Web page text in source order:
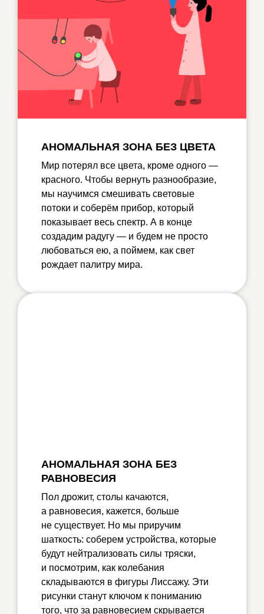
АНОМАЛЬНАЯ ЗОНА БЕЗ ЦВЕТА
Мир потерял все цвета, кроме одного —
красного. Чтобы вернуть разнообразие,
мы научимся смешивать световые
потоки и соберём прибор, который
показывает весь спектр. А в конце
создадим радугу — и будем не просто
любоваться ею, а поймем, как свет
рождает палитру мира.
АНОМАЛЬНАЯ ЗОНА БЕЗ
РАВНОВЕСИЯ
Пол дрожит, столы качаются,
а равновесия, кажется, больше
не существует. Но мы приручим
шаткость: соберем устройства, которые
будут нейтрализовать силы тряски,
и посмотрим, как колебания
складываются в фигуры Лиссажу. Эти
рисунки станут ключом к пониманию
того, что за равновесием скрывается